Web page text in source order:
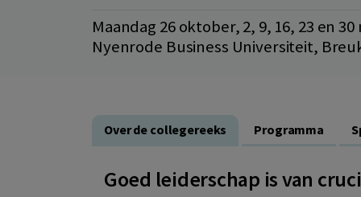
Maandag 26 oktober, 2, 9, 16, 23 en
Nyenrode Business Universiteit,
Over de collegereeks Programma
Goed leiderschap is van